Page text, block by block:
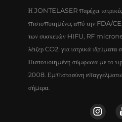
Η JONTELASER παρέχει ιατρικές
πιστοποιημένες από την FDA/
των συσκευών HIFU, RF
λέιζερ CO2, για ιατρικά
Πιστοποιημένη σύμφωνα με το
2008. Εμπιστοσύνη
σήμερα.